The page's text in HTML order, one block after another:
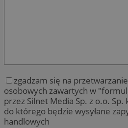
zgadzam się na
osobowych zawartych w
przez Silnet Media Sp. z o.o.
do którego będzie wysyłane
handlowych